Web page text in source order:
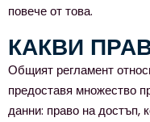
повече от това.
КАКВИ
Общият регламент
предоставя множество
данни: право на достъп,